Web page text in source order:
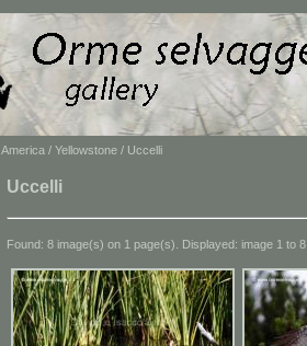
America / Yellowstone / Uccelli
Uccelli
Found: 8 image(s) on 1 page(s). Displayed: image 1 to 8.